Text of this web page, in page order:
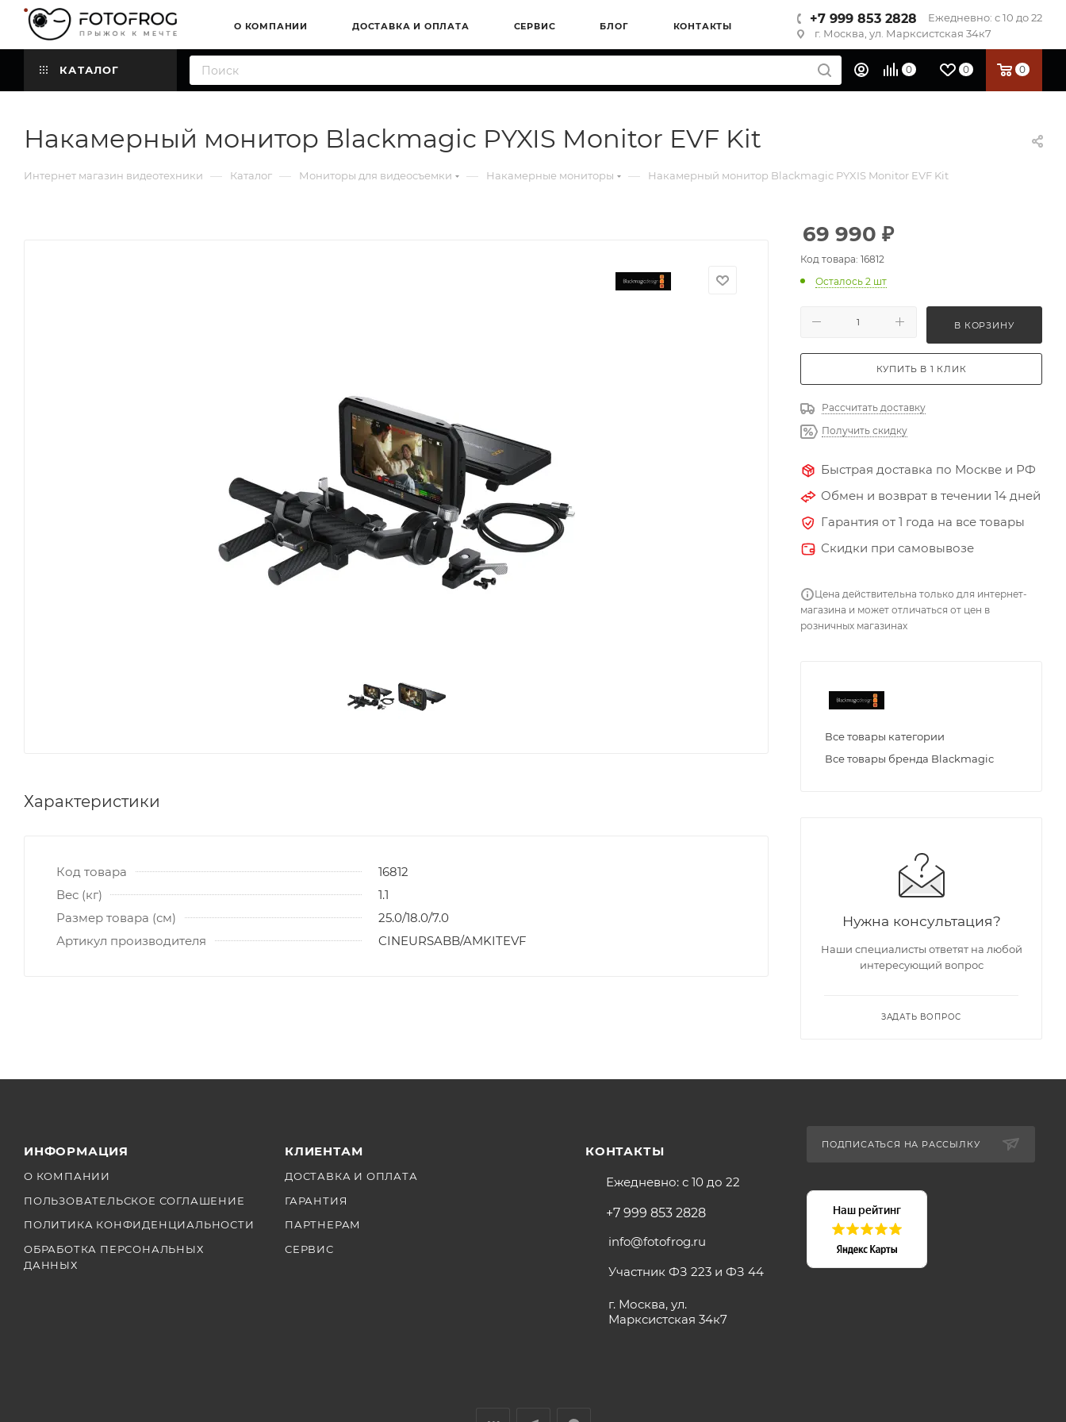
О КОМПАНИИ ДОСТАВКА И ОПЛАТА СЕРВИС БЛОГ КОНТАКТЫ
+7 999 853 2828
Ежедневно: с 10 до 22
г. Москва, ул. Марксистская 34к7
КАТАЛОГ 0 0 0
Накамерный монитор Blackmagic PYXIS Monitor EVF Kit
Интернет магазин видеотехники — Каталог — Мониторы для видеосъемки — Накамерные мониторы — Накамерный монитор Blackmagic PYXIS Monitor EVF Kit
Характеристики
Код товара
16812
Вес (кг)
1.1
Размер товара (см)
25.0/18.0/7.0
Артикул производителя
CINEURSABB/AMKITEVF
69 990 ₽
Код товара: 16812
Осталось 2 шт
В КОРЗИНУ
КУПИТЬ В 1 КЛИК
Рассчитать доставку
Получить скидку
Быстрая доставка по Москве и РФ
Обмен и возврат в течении 14 дней
Гарантия от 1 года на все товары
Скидки при самовывозе
Цена действительна только для интернет-
магазина и может отличаться от цен в
розничных магазинах
Все товары категории
Все товары бренда Blackmagic
Нужна консультация?
Наши специалисты ответят на любой
интересующий вопрос
ЗАДАТЬ ВОПРОС
ИНФОРМАЦИЯ
О КОМПАНИИ
ПОЛЬЗОВАТЕЛЬСКОЕ СОГЛАШЕНИЕ
ПОЛИТИКА КОНФИДЕНЦИАЛЬНОСТИ
ОБРАБОТКА ПЕРСОНАЛЬНЫХ
ДАННЫХ
КЛИЕНТАМ
ДОСТАВКА И ОПЛАТА
ГАРАНТИЯ
ПАРТНЕРАМ
СЕРВИС
КОНТАКТЫ
Ежедневно: с 10 до 22
+7 999 853 2828
info@fotofrog.ru
Участник ФЗ 223 и ФЗ 44
г. Москва, ул.
Марксистская 34к7
ПОДПИСАТЬСЯ НА РАССЫЛКУ